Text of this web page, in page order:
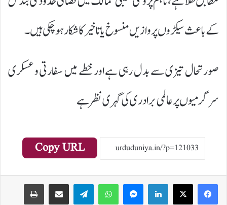
کے باعث سیکڑوں پروازیں منسوخ یا تاخیر کا شکار ہو چکی ہیں۔
صورتحال تیزی سے بدل رہی ہے اور خطے میں سفارتی و عسکری
سرگرمیوں پر عالمی برادری کی گہری نظر ہے
Copy URL
LinkedIn
WhatsApp
Telegram